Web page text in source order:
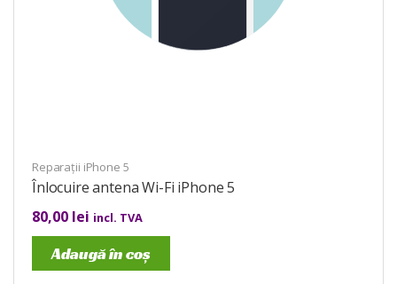
Reparații iPhone 5
Înlocuire antena Wi-Fi iPhone 5
80,00 lei incl. TVA
Adaugă în coș